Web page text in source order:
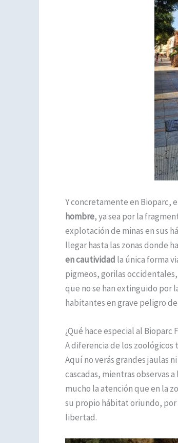
Y concretamente en Bioparc,
hombre, ya sea por la
explotación de minas en sus
llegar hasta las zonas donde
en cautividad la única forma
pigmeos, gorilas
que no se han extinguido por
habitantes en grave peligro
¿Qué hace especial al Bioparc
A diferencia de los
Aquí no verás grandes jaulas
cascadas, mientras observas
mucho la atención que en la
su propio hábitat oriundo, por
libertad.